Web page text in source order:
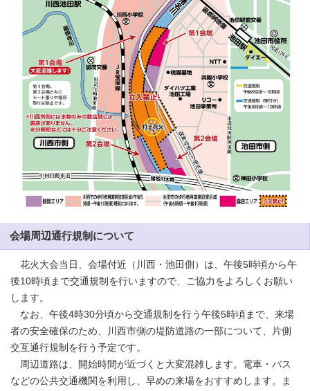
会場周辺通行規制について
花火大会当日、会場付近（川西・池田側）は、午後5時頃から午
後10時頃まで交通規制を行いますので、ご協力をよろしくお願い
します。
なお、午後4時30分頃から交通規制を行う午後5時頃まで、来場
者の安全確保のため、川西市側の堤防道路の一部について、片側
交互通行規制を行う予定です。
周辺道路は、開始時間が近づくと大変混雑します。電車・バス
などの公共交通機関を利用し、早めの来場をおすすめします。ま